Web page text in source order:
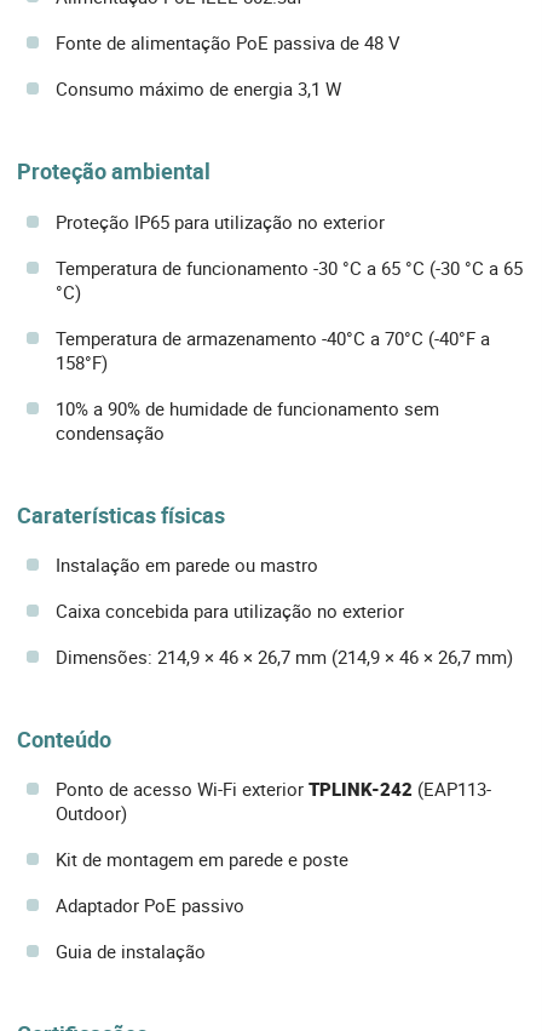
Fonte de alimentação PoE passiva de 48 V
Consumo máximo de energia 3,1 W
Proteção ambiental
Proteção IP65 para utilização no exterior
Temperatura de funcionamento -30 °C a 65 °C (-30 °C a 65
°C)
Temperatura de armazenamento -40°C a 70°C (-40°F a
158°F)
10% a 90% de humidade de funcionamento sem
condensação
Caraterísticas físicas
Instalação em parede ou mastro
Caixa concebida para utilização no exterior
Dimensões: 214,9 × 46 × 26,7 mm (214,9 × 46 × 26,7 mm)
Conteúdo
Ponto de acesso Wi-Fi exterior TPLINK-242 (EAP113-
Outdoor)
Kit de montagem em parede e poste
Adaptador PoE passivo
Guia de instalação